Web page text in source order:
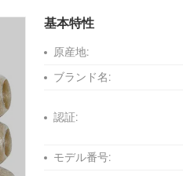
基本特性
原産地:
ブランド名:
認証:
モデル番号: